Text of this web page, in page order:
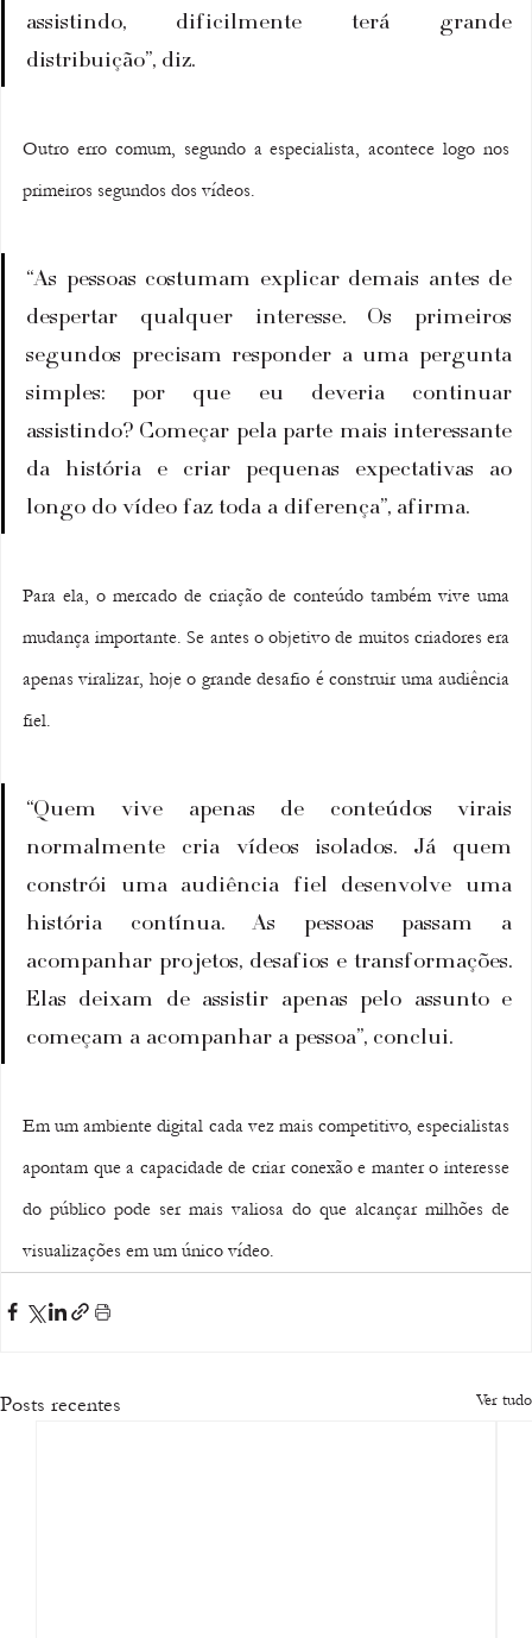
assistindo, dificilmente terá grande
distribuição”, diz.
Outro erro comum, segundo a especialista, acontece logo nos
primeiros segundos dos vídeos.
“As pessoas costumam explicar demais antes de
despertar qualquer interesse. Os primeiros
segundos precisam responder a uma pergunta
simples: por que eu deveria continuar
assistindo? Começar pela parte mais interessante
da história e criar pequenas expectativas ao
longo do vídeo faz toda a diferença”, afirma.
Para ela, o mercado de criação de conteúdo também vive uma
mudança importante. Se antes o objetivo de muitos criadores era
apenas viralizar, hoje o grande desafio é construir uma audiência
fiel.
“Quem vive apenas de conteúdos virais
normalmente cria vídeos isolados. Já quem
constrói uma audiência fiel desenvolve uma
história contínua. As pessoas passam a
acompanhar projetos, desafios e transformações.
Elas deixam de assistir apenas pelo assunto e
começam a acompanhar a pessoa”, conclui.
Em um ambiente digital cada vez mais competitivo, especialistas
apontam que a capacidade de criar conexão e manter o interesse
do público pode ser mais valiosa do que alcançar milhões de
visualizações em um único vídeo.
Posts recentes Ver tudo